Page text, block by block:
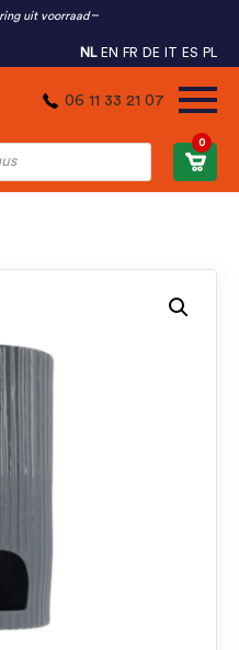
uit voorraad
NL EN FR DE IT ES PL
06 11 33 21 07
0